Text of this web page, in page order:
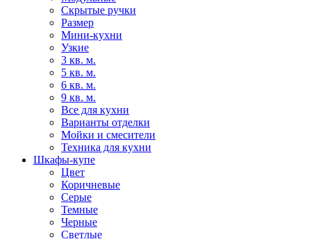
Скрытые ручки
Размер
Мини-кухни
Узкие
3 кв. м.
5 кв. м.
6 кв. м.
9 кв. м.
Все для кухни
Варианты отделки
Мойки и смесители
Техника для кухни
Шкафы-купе
Цвет
Коричневые
Серые
Темные
Черные
Светлые